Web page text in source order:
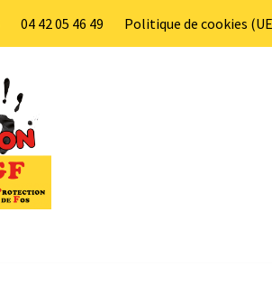
04 42 05 46 49 Politique de cookies